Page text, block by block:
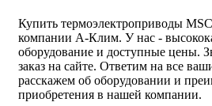
Купить термоэлектроприводы
компании А-Клим. У нас -
оборудование и доступные цены.
заказ на сайте. Ответим на все
расскажем об оборудовании и
приобретения в нашей компании.